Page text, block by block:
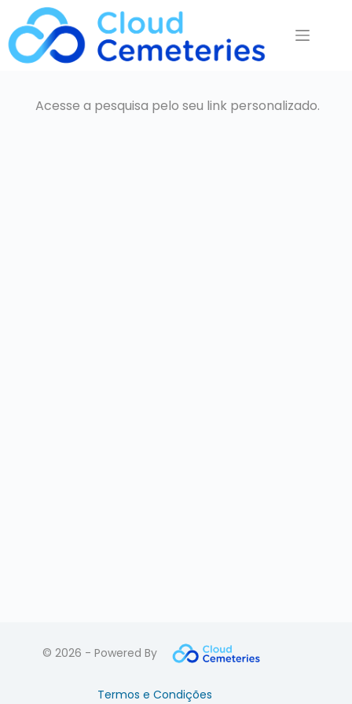
para
conteúdo
Acesse a pesquisa pelo seu link personalizado.
© 2026 - Powered By
Termos e Condições